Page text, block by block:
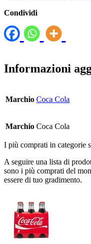
Condividi
Informazioni
Marchio Coca Cola
Marchio Coca Cola
I più comprati in categorie
A seguire una lista di
sono i più comprati del
essere di tuo gradimento.